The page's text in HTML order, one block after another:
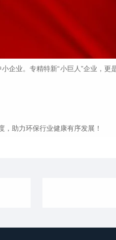
。专精特新“小巨人”企业，更
助力环保行业健康有序发展！